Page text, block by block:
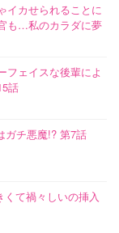
イカせられることに
も…私のカラダに夢
フェイスな後輩によ
話
ガチ悪魔!? 第7話
て禍々しいの挿入